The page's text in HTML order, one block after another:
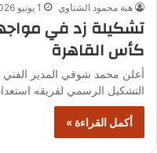
هبة محمود الشناوي 1 يونيو 2026
تشكيلة زد في
كأس القاهرة
أعلن محمد شوقي المدير الفني
التشكيل الرسمي لفريقه
أكمل القراءة »